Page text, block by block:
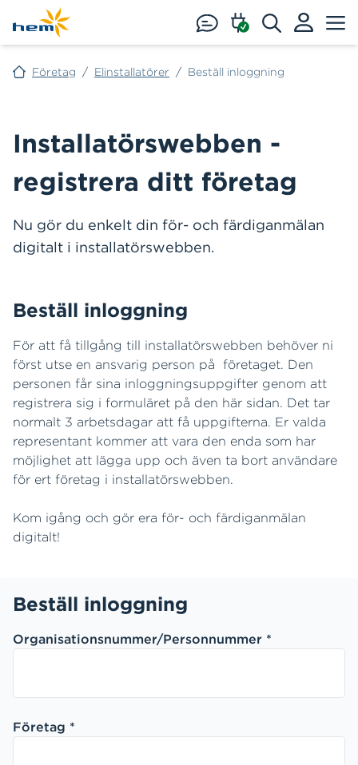
Hoppa till huvudinnehåll
Företag / Elinstallatörer / Beställ inloggning
Installatörswebben -
registrera ditt företag
Nu gör du enkelt din för- och färdiganmälan
digitalt i installatörswebben.
Beställ inloggning
För att få tillgång till installatörswebben behöver ni
först utse en ansvarig person på företaget. Den
personen får sina inloggningsuppgifter genom att
registrera sig i formuläret på den här sidan. Det tar
normalt 3 arbetsdagar att få uppgifterna. Er valda
representant kommer att vara den enda som har
möjlighet att lägga upp och även ta bort användare
för ert företag i installatörswebben.
Kom igång och gör era för- och färdiganmälan
digitalt!
Beställ inloggning
Organisationsnummer/Personnummer *
Företag *